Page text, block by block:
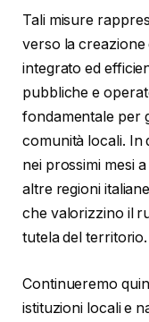
Tali misure
verso la creazione
integrato ed
pubbliche e
fondamentale per
comunità locali. In
nei prossimi mesi
altre regioni
che valorizzino il
tutela del territorio.
Continueremo
istituzioni locali e